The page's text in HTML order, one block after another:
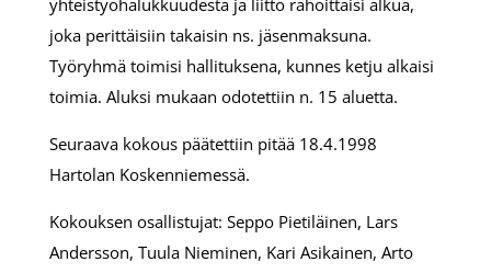
yhteistyöhalukkuudesta ja liitto rahoittaisi alkua,
joka perittäisiin takaisin ns. jäsenmaksuna.
Työryhmä toimisi hallituksena, kunnes ketju alkaisi
toimia. Aluksi mukaan odotettiin n. 15 aluetta.
Seuraava kokous päätettiin pitää 18.4.1998
Hartolan Koskenniemessä.
Kokouksen osallistujat: Seppo Pietiläinen, Lars
Andersson, Tuula Nieminen, Kari Asikainen, Arto